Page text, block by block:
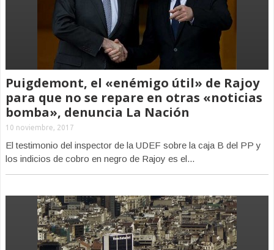
Puigdemont, el «enémigo útil» de Rajoy
para que no se repare en otras «noticias
bomba», denuncia La Nación
10 noviembre, 2017
El testimonio del inspector de la UDEF sobre la caja B del PP y
los indicios de cobro en negro de Rajoy es el...